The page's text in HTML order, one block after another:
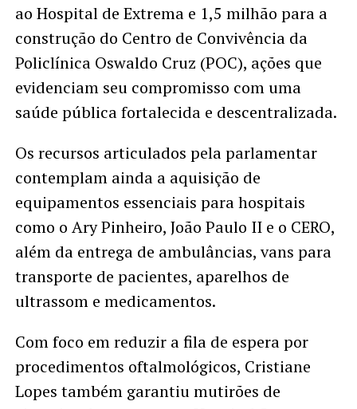
ao Hospital de Extrema e 1,5 milhão para a
construção do Centro de Convivência da
Policlínica Oswaldo Cruz (POC), ações que
evidenciam seu compromisso com uma
saúde pública fortalecida e descentralizada.
Os recursos articulados pela parlamentar
contemplam ainda a aquisição de
equipamentos essenciais para hospitais
como o Ary Pinheiro, João Paulo II e o CERO,
além da entrega de ambulâncias, vans para
transporte de pacientes, aparelhos de
ultrassom e medicamentos.
Com foco em reduzir a fila de espera por
procedimentos oftalmológicos, Cristiane
Lopes também garantiu mutirões de